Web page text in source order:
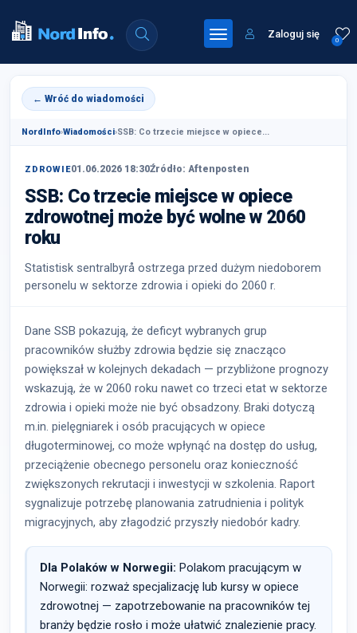
0
Zaloguj się
← Wróć do wiadomości
NordInfo›Wiadomości›SSB: Co trzecie miejsce w opiece...
ZDROWIE01.06.2026 18:30Źródło: Aftenposten
SSB: Co trzecie miejsce w opiece
zdrowotnej może być wolne w 2060
roku
Statistisk sentralbyrå ostrzega przed dużym niedoborem
personelu w sektorze zdrowia i opieki do 2060 r.
Dane SSB pokazują, że deficyt wybranych grup
pracowników służby zdrowia będzie się znacząco
powiększał w kolejnych dekadach — przybliżone prognozy
wskazują, że w 2060 roku nawet co trzeci etat w sektorze
zdrowia i opieki może nie być obsadzony. Braki dotyczą
m.in. pielęgniarek i osób pracujących w opiece
długoterminowej, co może wpłynąć na dostęp do usług,
przeciążenie obecnego personelu oraz konieczność
zwiększonych rekrutacji i inwestycji w szkolenia. Raport
sygnalizuje potrzebę planowania zatrudnienia i polityk
migracyjnych, aby złagodzić przyszły niedobór kadry.
Dla Polaków w Norwegii: Polakom pracującym w
Norwegii: rozważ specjalizację lub kursy w opiece
zdrowotnej — zapotrzebowanie na pracowników tej
branży będzie rosło i może ułatwić znalezienie pracy.